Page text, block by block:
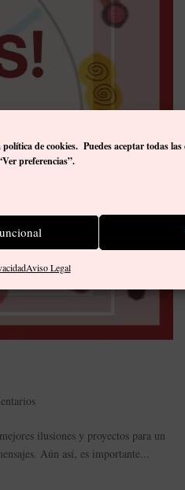
de cookies. Puedes aceptar todas
preferencias”.
Aviso Legal
ilusiones y proyectos para un
Aún así, es importante...